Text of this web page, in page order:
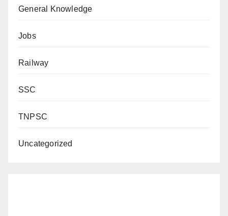
General Knowledge
Jobs
Railway
SSC
TNPSC
Uncategorized